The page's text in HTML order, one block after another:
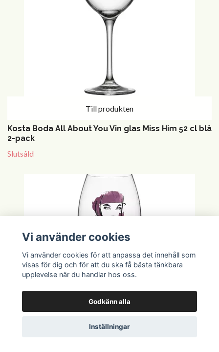
Till produkten
Kosta Boda All About You Vin glas Miss Him 52 cl blå
2-pack
Slutsåld
Vi använder cookies
Vi använder cookies för att anpassa det innehåll som
visas för dig och för att du ska få bästa tänkbara
upplevelse när du handlar hos oss.
Godkänn alla
Inställningar